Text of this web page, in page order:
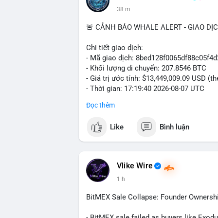
38 m
🚨 CẢNH BÁO WHALE ALERT - GIAO
Chi tiết giao dịch:
- Mã giao dịch:
- Khối lượng di chuyển: 207.8546 BTC
- Giá trị ước tính: $13,449,009.09 USD
- Thời gian: 17:19:40 2026-08-07 UTC
Nhận định phân tích:
lớn đang vận hành dòng vốn. Khối
sàn giao dịch phi tập trung, gợi ý khả
đặc biệt khi BTC đang dao động quanh
trọng, có thể gây áp lực ngắn hạn nếu
tin nếu dòng tiền đi vào kho lưu trữ lạnh.
Lời khuyên cho nhà đầu tư nhỏ lẻ:
Đọc thêm
Like Bình luận
Vlike Wire
1 h
BitMEX Sale Collapse: Founder